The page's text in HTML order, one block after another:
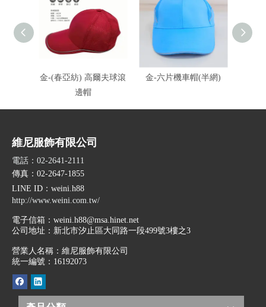
金-(春亞紡) 高爾夫球滾
邊帽
金-六片機車帽(半網)
維尼服飾有限公司
電話：02-2641-2111
傳真：02-2647-1855
LINE ID ：weini.h88
http://www.weini.com.tw/
電子信箱： weini.h88@msa.hinet.net
公司地址： 新北市汐止區大同路一段499號3樓之3
營業人名稱：維尼服飾有限公司
統一編號：16192073